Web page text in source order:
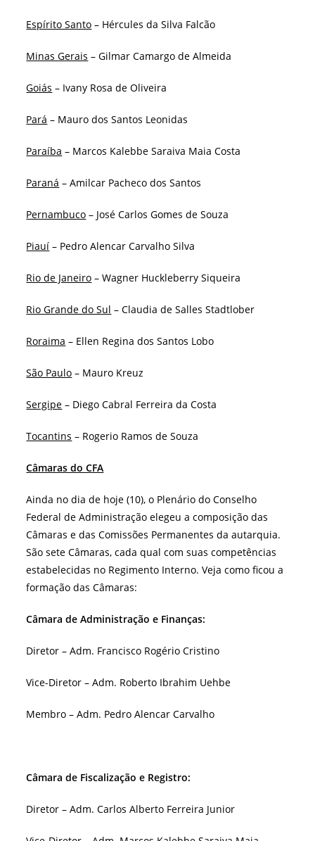
Espírito Santo – Hércules da Silva Falcão
Minas Gerais – Gilmar Camargo de Almeida
Goiás – Ivany Rosa de Oliveira
Pará – Mauro dos Santos Leonidas
Paraíba – Marcos Kalebbe Saraiva Maia Costa
Paraná – Amilcar Pacheco dos Santos
Pernambuco – José Carlos Gomes de Souza
Piauí – Pedro Alencar Carvalho Silva
Rio de Janeiro – Wagner Huckleberry Siqueira
Rio Grande do Sul – Claudia de Salles Stadtlober
Roraima – Ellen Regina dos Santos Lobo
São Paulo – Mauro Kreuz
Sergipe – Diego Cabral Ferreira da Costa
Tocantins – Rogerio Ramos de Souza
Câmaras do CFA
Ainda no dia de hoje (10), o Plenário do Conselho
Federal de Administração elegeu a composição das
Câmaras e das Comissões Permanentes da autarquia.
São sete Câmaras, cada qual com suas competências
estabelecidas no Regimento Interno. Veja como ficou a
formação das Câmaras:
Câmara de Administração e Finanças:
Diretor – Adm. Francisco Rogério Cristino
Vice-Diretor – Adm. Roberto Ibrahim Uehbe
Membro – Adm. Pedro Alencar Carvalho
Câmara de Fiscalização e Registro:
Diretor – Adm. Carlos Alberto Ferreira Junior